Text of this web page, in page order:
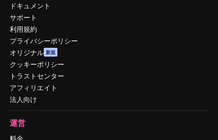
ドキュメント
サポート
利用規約
プライバシーポリシー
オリジナル 新規
クッキーポリシー
トラストセンター
アフィリエイト
法人向け
運営